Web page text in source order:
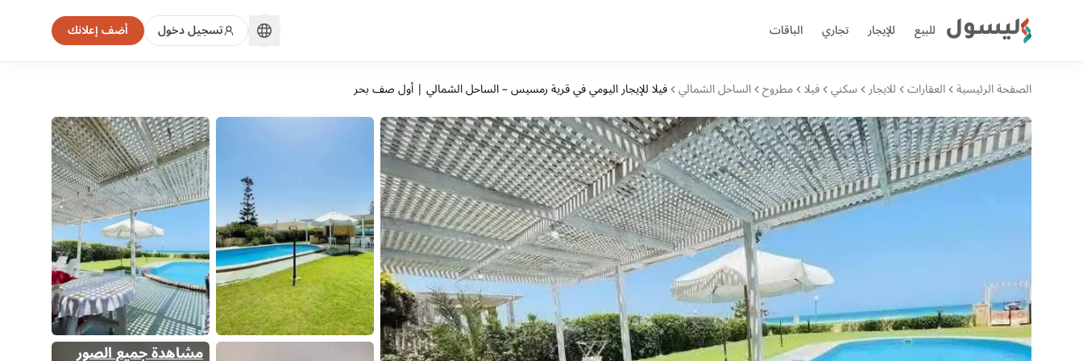
ليسول للبيع للإيجار تجاري الباقات تسجيل دخول أضف إعلانك
الصفحة الرئيسية العقارات للايجار سكني فيلا مطروح الساحل الشمالي فيلا للإيجار اليومي في قرية رمسيس – الساحل الشمالي | أول صف بحر
مشاهدة جميع الصور